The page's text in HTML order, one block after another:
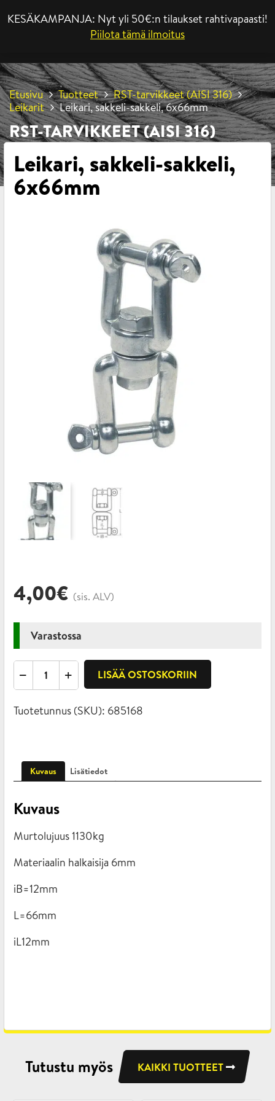
KESÄKAMPANJA: Nyt yli 50€:n tilaukset rahtivapaasti!
Piilota tämä ilmoitus
Etusivu Tuotteet
RST-tarvikkeet (AISI 316)
Leikarit
Leikari, sakkeli-sakkeli, 6x66mm
RST-TARVIKKEET (AISI 316)
Leikari, sakkeli-sakkeli,
6x66mm
4,00€ (sis. ALV)
Varastossa
Leikari,
sakkeli-
6x66mm
LISÄÄ OSTOSKORIIN
Tuotetunnus (SKU): 685168
Kuvaus Lisätiedot
Kuvaus
Murtolujuus 1130kg
Materiaalin halkaisija 6mm
iB=12mm
L=66mm
iL12mm
Tutustu myös KAIKKI TUOTTEET